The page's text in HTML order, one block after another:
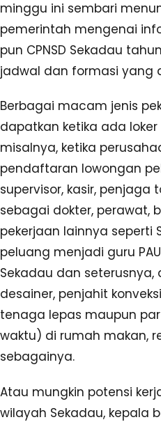
minggu ini sembari
pemerintah mengenai
pun CPNSD Sekadau
jadwal dan formasi yang
Berbagai macam jenis
dapatkan ketika ada
misalnya, ketika
pendaftaran lowongan
supervisor, kasir, penjaga
sebagai dokter, perawat,
pekerjaan lainnya seperti
peluang menjadi guru
Sekadau dan
desainer, penjahit
tenaga lepas maupun
waktu) di rumah makan,
sebagainya.
Atau mungkin potensi
wilayah Sekadau, kepala